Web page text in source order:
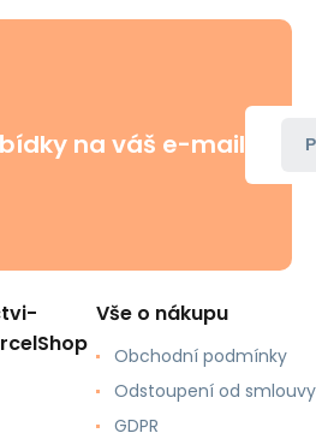
na váš e-mail
Vše o nákupu
Obchodní podmínky
Odstoupení od smlouvy
GDPR